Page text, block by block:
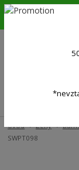
6.-16.8.26.
(Po-
Úvod Ženy
SWPT098